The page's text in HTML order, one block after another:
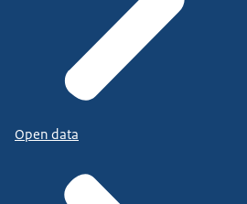
Open data